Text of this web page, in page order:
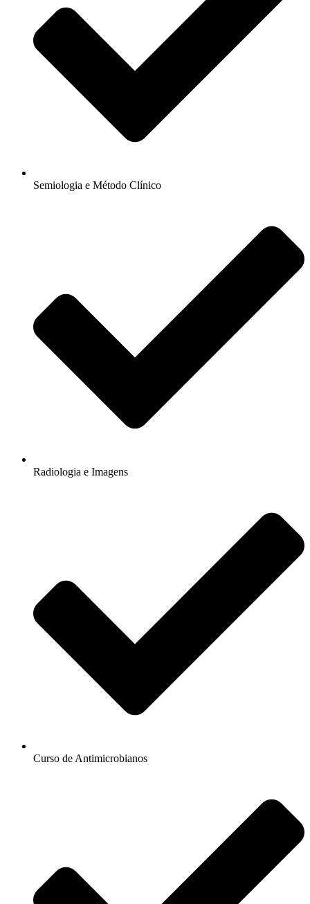
Semiologia e Método Clínico
Radiologia e Imagens
Curso de Antimicrobianos